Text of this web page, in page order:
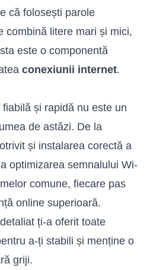
că folosești parole
combină litere mari și mici,
este o componentă
conexiunii internet.
fiabilă și rapidă nu este un
de astăzi. De la
și instalarea corectă a
optimizarea semnalului Wi-
comune, fiecare pas
online superioară.
ți-a oferit toate
a-ți stabili și menține o
griji.